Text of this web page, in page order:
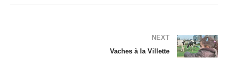
NEXT
Vaches à la Villette